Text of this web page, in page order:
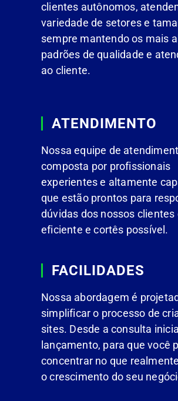
clientes autônomos,
variedade de setores e
sempre mantendo os mais
padrões de qualidade e
ao cliente.
ATENDIMENTO
Nossa equipe de
composta por profissionais
experientes e altamente
que estão prontos para
dúvidas dos nossos clientes
eficiente e cortês possível.
FACILIDADES
Nossa abordagem é
simplificar o processo de
sites. Desde a consulta
lançamento, para que você
concentrar no que
o crescimento do seu